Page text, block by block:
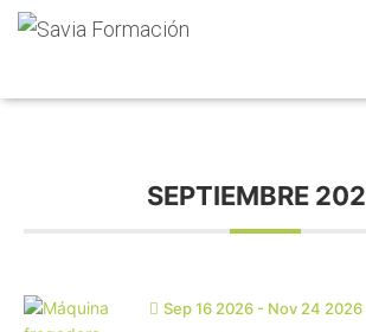
SEPTIEMBRE
Sep 16 2026 - Nov 24 2026